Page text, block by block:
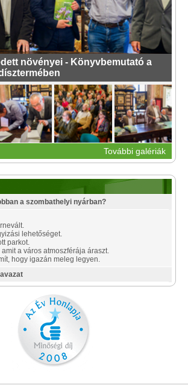
növényei - Könyvbemutató a
További galériák
a szombathelyi nyárban?
lehetőséget.
parkot.
amit a város atmoszférája áraszt.
hogy igazán meleg legyen.